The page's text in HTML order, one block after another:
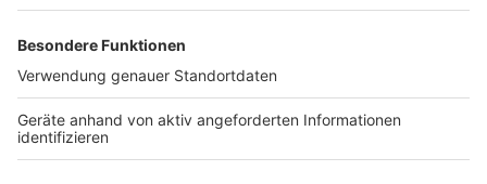
Karnevalsangebot. Seit den 90er Jahren führt der
Kölner Geisterzug durch verschiedene Stadtteile. Der
nächste Geisterzug geht am 3.Februar.